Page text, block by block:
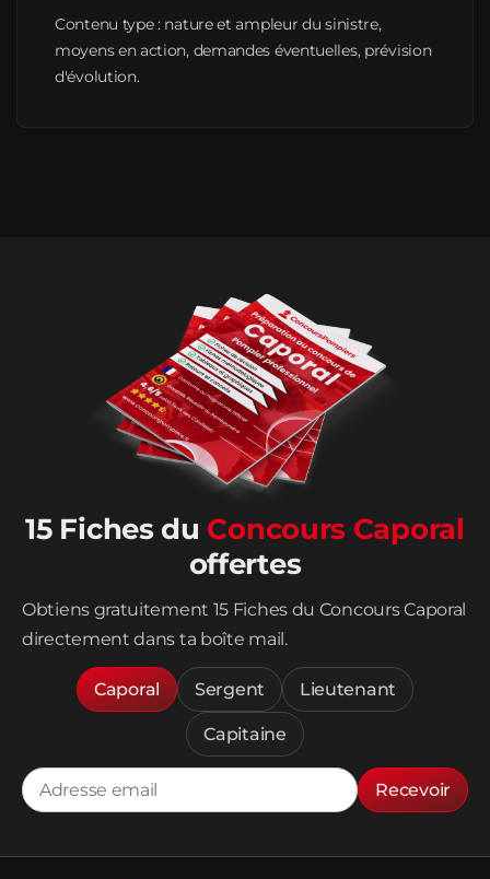
Contenu type : nature et ampleur du sinistre,
moyens en action, demandes éventuelles, prévision
d'évolution.
15 Fiches du Concours Caporal
offertes
Obtiens gratuitement 15 Fiches du Concours Caporal
directement dans ta boîte mail.
Caporal Sergent Lieutenant
Capitaine
Recevoir